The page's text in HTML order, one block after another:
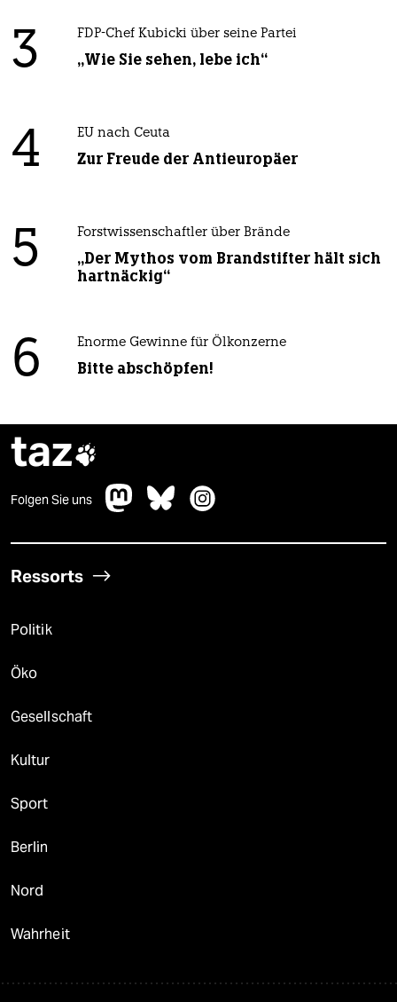
3 FDP-Chef Kubicki über seine Partei
„Wie Sie sehen, lebe ich“
4 EU nach Ceuta
Zur Freude der Antieuropäer
5 Forstwissenschaftler über Brände
„Der Mythos vom Brandstifter hält sich
hartnäckig“
6 Enorme Gewinne für Ölkonzerne
Bitte abschöpfen!
taz
Folgen Sie uns
Ressorts
Politik
Öko
Gesellschaft
Kultur
Sport
Berlin
Nord
Wahrheit